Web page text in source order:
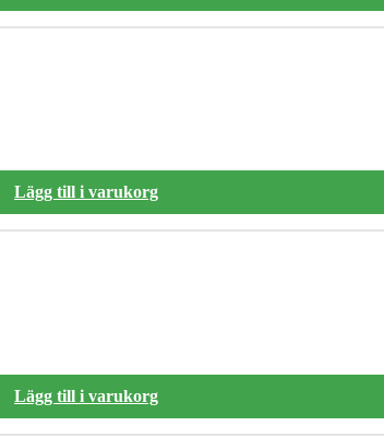
Lägg till i varukorg
Lägg till i varukorg